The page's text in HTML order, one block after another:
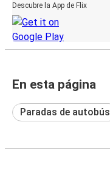
Descubre la App de Flix
En esta página
Paradas de autobús